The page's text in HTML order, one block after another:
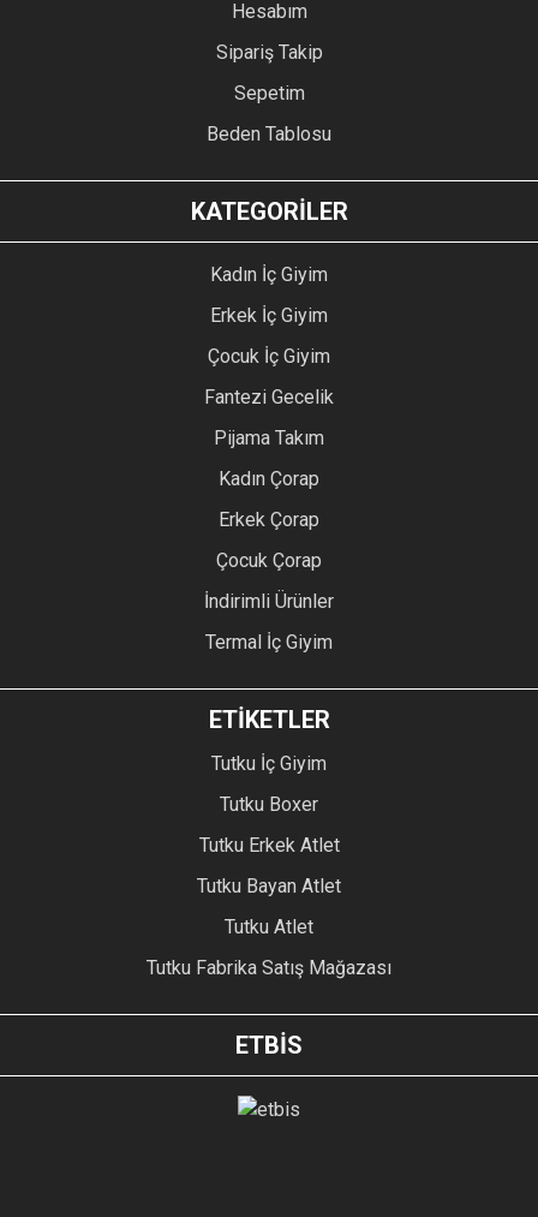
Hesabım
Sipariş Takip
Sepetim
Beden Tablosu
KATEGORİLER
Kadın İç Giyim
Erkek İç Giyim
Çocuk İç Giyim
Fantezi Gecelik
Pijama Takım
Kadın Çorap
Erkek Çorap
Çocuk Çorap
İndirimli Ürünler
Termal İç Giyim
ETİKETLER
Tutku İç Giyim
Tutku Boxer
Tutku Erkek Atlet
Tutku Bayan Atlet
Tutku Atlet
Tutku Fabrika Satış Mağazası
ETBİS